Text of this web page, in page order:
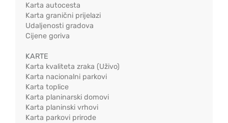
Karta autocesta
Karta granični prijelazi
Udaljenosti gradova
Cijene goriva
KARTE
Karta kvaliteta zraka (Uživo)
Karta nacionalni parkovi
Karta toplice
Karta planinarski domovi
Karta planinski vrhovi
Karta parkovi prirode